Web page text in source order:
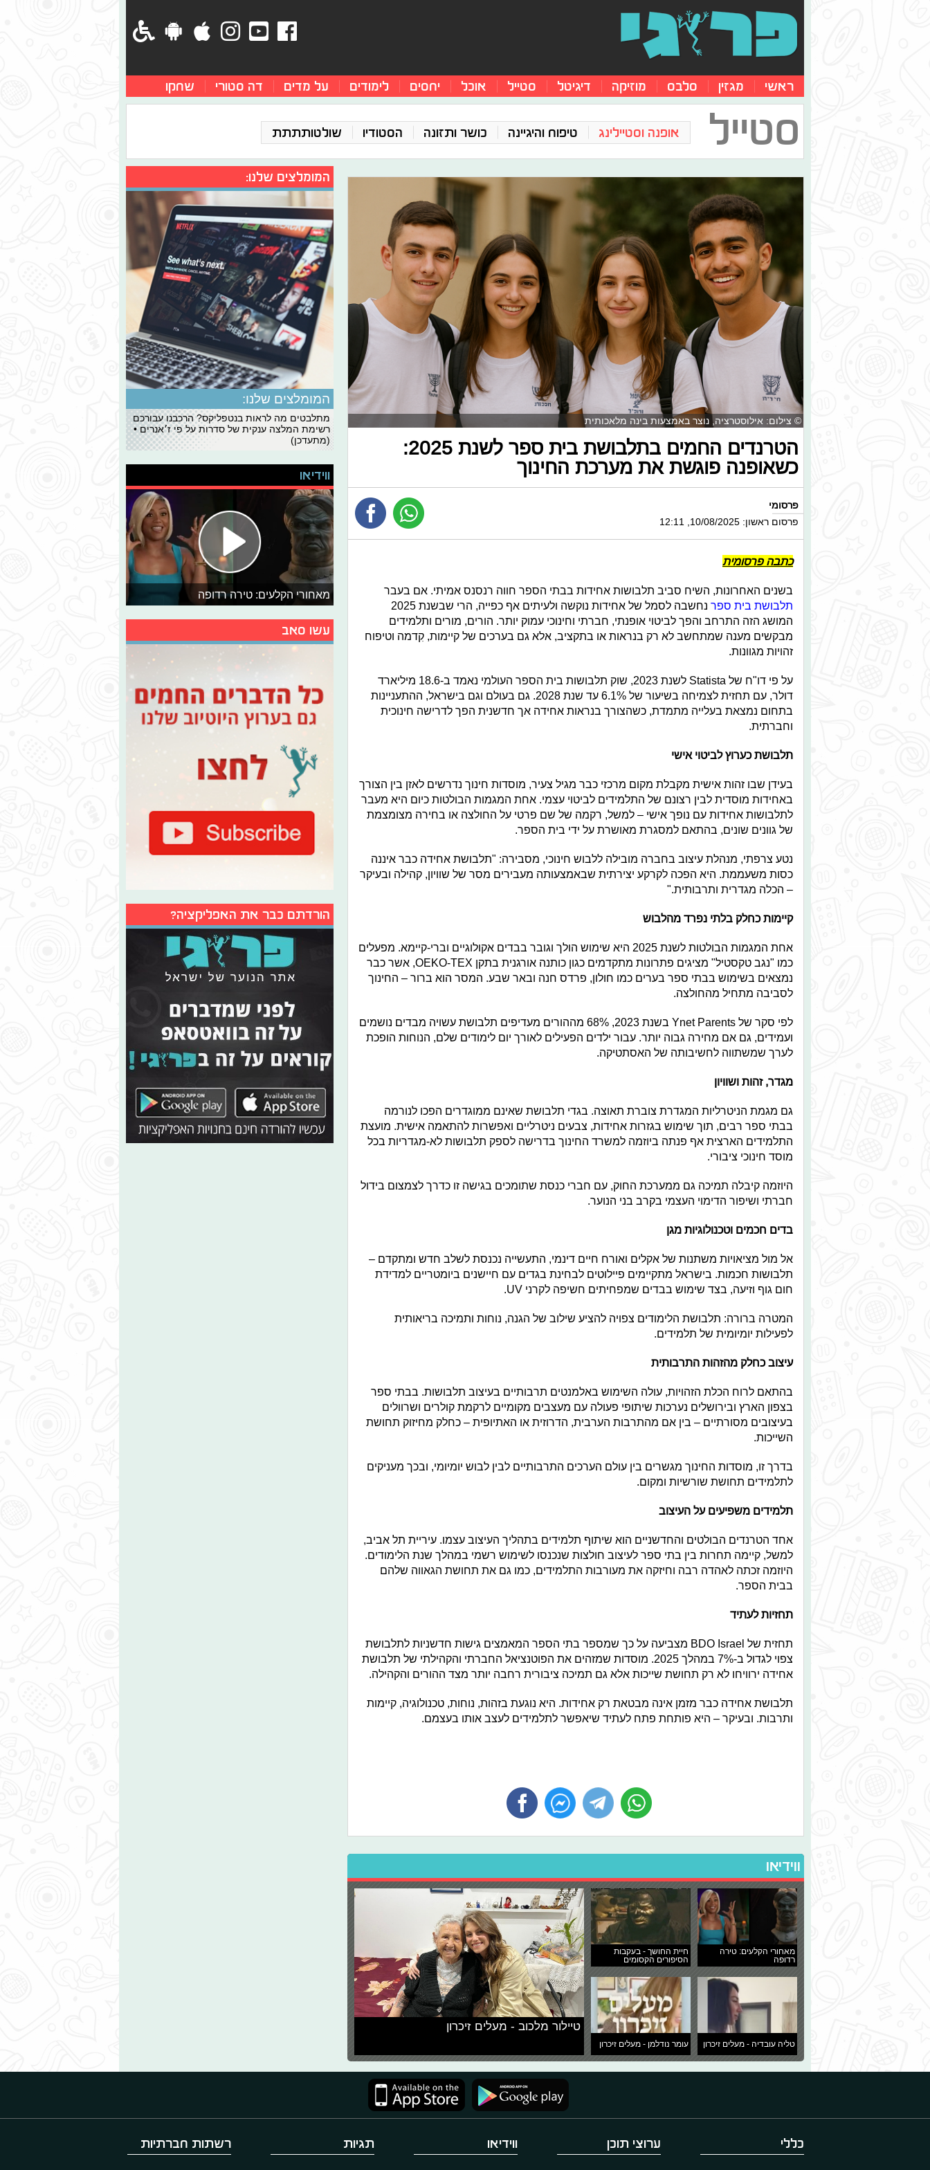
ראשי מגזין סלבס מוזיקה דיגיטל סטייל אוכל יחסים לימודים על מדים דה סטורי שחקו
סטייל אופנה וסטיילינג טיפוח והיגיינה כושר ותזונה הסטודיו שולטותתתת
© צילום: אילוסטרציה, נוצר באמצעות בינה מלאכותית
הטרנדים החמים בתלבושת בית ספר לשנת 2025:
כשאופנה פוגשת את מערכת החינוך
פרסומי
פרסום ראשון: 10/08/2025, 12:11
כתבה פרסומית
בשנים האחרונות, השיח סביב תלבושות אחידות בבתי הספר חווה רנסנס אמיתי. אם בעבר
תלבושת בית ספר
נחשבה לסמל של אחידות נוקשה ולעיתים אף כפייה, הרי שבשנת 2025
המושג הזה התרחב והפך לביטוי אופנתי, חברתי וחינוכי עמוק יותר. הורים, מורים ותלמידים
מבקשים מענה שמתחשב לא רק בנראות או בתקציב, אלא גם בערכים של קיימות, קִדמה וטיפוח
זהויות מגוונות.
על פי דו"ח של Statista לשנת 2023, שוק תלבושות בית הספר העולמי נאמד ב-18.6 מיליארד
דולר, עם תחזית לצמיחה בשיעור של 6.1% עד שנת 2028. גם בעולם וגם בישראל, ההתעניינות
בתחום נמצאת בעלייה מתמדת, כשהצורך בנראות אחידה אך חדשנית הפך לדרישה חינוכית
וחברתית.
תלבושת כערוץ לביטוי אישי
בעידן שבו זהות אישית מקבלת מקום מרכזי כבר מגיל צעיר, מוסדות חינוך נדרשים לאזן בין הצורך
באחידות מוסדית לבין רצונם של התלמידים לביטוי עצמי. אחת המגמות הבולטות כיום היא מעבר
לתלבושות אחידות עם נופך אישי – למשל, רקמה של שם פרטי על החולצה או בחירה מצומצמת
של גוונים שונים, בהתאם למסגרת מאושרת על ידי בית הספר.
נטע צרפתי, מנהלת עיצוב בחברה מובילה ללבוש חינוכי, מסבירה: "תלבושת אחידה כבר איננה
כסות משעממת. היא הפכה לקרקע יצירתית שבאמצעותה מעבירים מסר של שוויון, קהילה ובעיקר
– הכלה מגדרית ותרבותית."
קיימות כחלק בלתי נפרד מהלבוש
אחת המגמות הבולטות לשנת 2025 היא שימוש הולך וגובר בבדים אקולוגיים וברי-קיימא. מפעלים
כמו "נגב טקסטיל" מציגים פתרונות מתקדמים כגון כותנה אורגנית בתקן OEKO-TEX, אשר כבר
נמצאים בשימוש בבתי ספר בערים כמו חולון, פרדס חנה ובאר שבע. המסר הוא ברור – החינוך
לסביבה מתחיל מהחולצה.
לפי סקר של Ynet Parents בשנת 2023, 68% מההורים מעדיפים תלבושת עשויה מבדים נושמים
ועמידים, גם אם מחירה גבוה יותר. עבור ילדים הפעילים לאורך יום לימודים שלם, הנוחות הופכת
לערך שמשתווה לחשיבותה של האסתטיקה.
מגדר, זהות ושוויון
גם מגמת הניטרליות המגדרת צוברת תאוצה. בגדי תלבושת שאינם ממוגדרים הפכו לנורמה
בבתי ספר רבים, תוך שימוש בגזרות אחידות, צבעים ניטרליים ואפשרות להתאמה אישית. מועצת
התלמידים הארצית אף פנתה ביוזמה למשרד החינוך בדרישה לספק תלבושות לא-מגדריות בכל
מוסד חינוכי ציבורי.
היוזמה קיבלה תמיכה גם ממערכת החוק, עם חברי כנסת שתומכים בגישה זו כדרך לצמצום בידול
חברתי ושיפור הדימוי העצמי בקרב בני הנוער.
בדים חכמים וטכנולוגיות מגן
אל מול מציאויות משתנות של אקלים ואורח חיים דינמי, התעשייה נכנסת לשלב חדש ומתקדם –
תלבושות חכמות. בישראל מתקיימים פיילוטים לבחינת בגדים עם חיישנים ביומטריים למדידת
חום גוף וזיעה, בצד שימוש בבדים שמפחיתים חשיפה לקרני UV.
המטרה ברורה: תלבושת הלימודים צפויה להציע שילוב של הגנה, נוחות ותמיכה בריאותית
לפעילות יומיומית של תלמידים.
עיצוב כחלק מהזהות התרבותית
בהתאם לרוח הכלת הזהויות, עולה השימוש באלמנטים תרבותיים בעיצוב תלבושות. בבתי ספר
בצפון הארץ ובירושלים נערכות שיתופי פעולה עם מעצבים מקומיים לרקמת קולרים ושרוולים
בעיצובים מסורתיים – בין אם מהתרבות הערבית, הדרוזית או האתיופית – כחלק מחיזוק תחושת
השייכות.
בדרך זו, מוסדות החינוך מגשרים בין עולם הערכים התרבותיים לבין לבוש יומיומי, ובכך מעניקים
לתלמידים תחושת שורשיות ומקום.
תלמידים משפיעים על העיצוב
אחד הטרנדים הבולטים והחדשניים הוא שיתוף תלמידים בתהליך העיצוב עצמו. עיריית תל אביב,
למשל, קיימה תחרות בין בתי ספר לעיצוב חולצות שנכנסו לשימוש רשמי במהלך שנת הלימודים.
היוזמה זכתה לאהדה רבה וחיזקה את מעורבות התלמידים, כמו גם את תחושת הגאווה שלהם
בבית הספר.
תחזיות לעתיד
תחזית של BDO Israel מצביעה על כך שמספר בתי הספר המאמצים גישות חדשניות לתלבושת
צפוי לגדול ב-7% במהלך 2025. מוסדות שמזהים את הפוטנציאל החברתי והקהילתי של תלבושת
אחידה ירוויחו לא רק תחושת שייכות אלא גם תמיכה ציבורית רחבה יותר מצד ההורים והקהילה.
תלבושת אחידה כבר מזמן אינה מבטאת רק אחידות. היא נוגעת בזהות, נוחות, טכנולוגיה, קיימות
ותרבות. ובעיקר – היא פותחת פתח לעתיד שיאפשר לתלמידים לעצב אותו בעצמם.
ווידיאו
מאחורי הקלעים: טירה
רדופה
חיית החושך - בעקבות
הסיפורים הקסומים
טליה עובדיה - מעלים זיכרון עומר נודלמן - מעלים זיכרון
טיילור מלכוב - מעלים זיכרון
המומלצים שלנו:
המומלצים שלנו:
מתלבטים מה לראות בנטפליקס? הרכבנו עבורכם
רשימת המלצה ענקית של סדרות על פי ז׳אנרים •
(מתעדכן)
ווידיאו
מאחורי הקלעים: טירה רדופה
עשו סאב
הורדתם כבר את האפליקציה?
כללי ערוצי תוכן ווידיאו תגיות רשתות חברתיות